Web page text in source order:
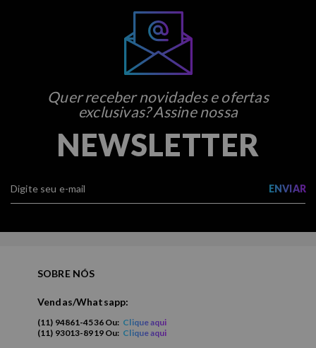
Quer receber novidades e ofertas
exclusivas? Assine nossa
NEWSLETTER
ENVIAR
SOBRE NÓS
Vendas/Whatsapp:
(11) 94861-4536 Ou: Clique aqui
(11) 93013-8919 Ou: Clique aqui